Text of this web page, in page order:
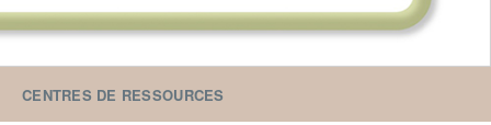
CENTRES DE RESSOURCES